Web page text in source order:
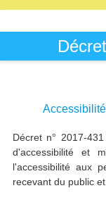
Décret n° 2017-
d'accessibilité et
l'accessibilité aux
recevant du public